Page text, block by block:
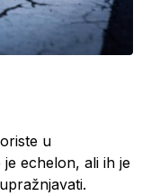
u
echelon, ali ih je